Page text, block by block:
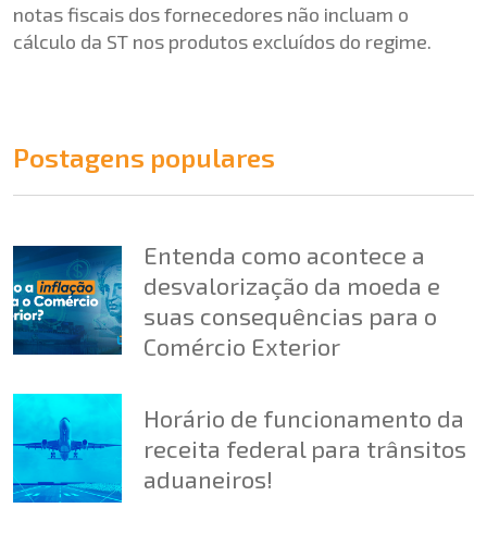
notas fiscais dos fornecedores não incluam o
cálculo da ST nos produtos excluídos do regime.
Postagens populares
Entenda como acontece a
desvalorização da moeda e
suas consequências para o
Comércio Exterior
Horário de funcionamento da
receita federal para trânsitos
aduaneiros!